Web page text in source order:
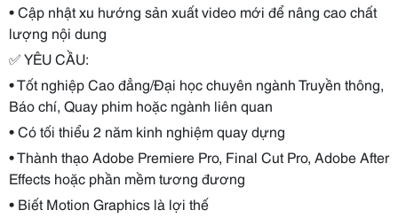
• Cập nhật xu hướng sản xuất video mới để nâng cao chất
lượng nội dung
✅YÊU CẦU:
• Tốt nghiệp Cao đẳng/Đại học chuyên ngành Truyền thông,
Báo chí, Quay phim hoặc ngành liên quan
• Có tối thiểu 2 năm kinh nghiệm quay dựng
• Thành thạo Adobe Premiere Pro, Final Cut Pro, Adobe After
Effects hoặc phần mềm tương đương
• Biết Motion Graphics là lợi thế